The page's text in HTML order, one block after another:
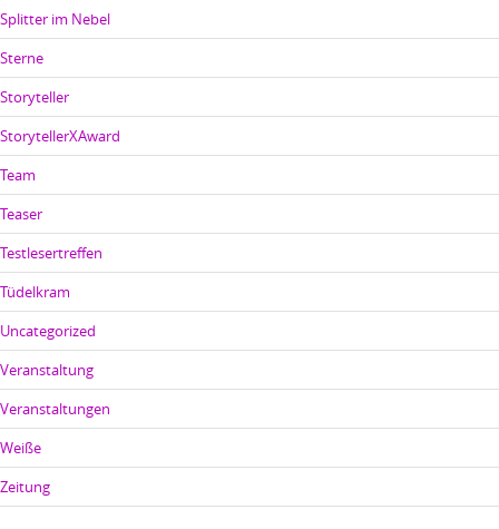
Splitter im Nebel
Sterne
Storyteller
StorytellerXAward
Team
Teaser
Testlesertreffen
Tüdelkram
Uncategorized
Veranstaltung
Veranstaltungen
Weiße
Zeitung